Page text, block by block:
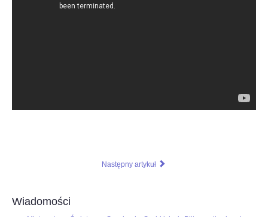
SZACHIŚCI
Następny artykuł
Wiadomości